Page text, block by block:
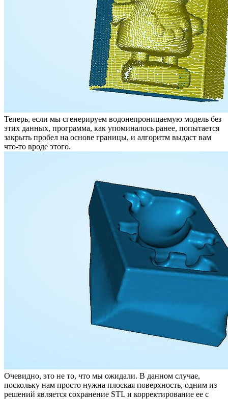
Теперь, если мы сгенерируем водонепроницаемую модель без
этих данных, программа, как упоминалось ранее, попытается
закрыть пробел на основе границы, и алгоритм выдаст вам
что-то вроде этого.
Очевидно, это не то, что мы ожидали. В данном случае,
поскольку нам просто нужна плоская поверхность, одним из
решений является сохранение STL и корректирование ее с